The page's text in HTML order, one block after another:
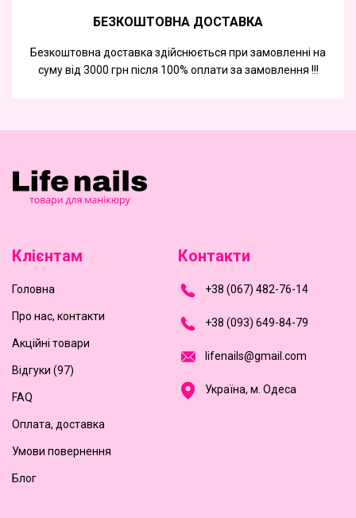
БЕЗКОШТОВНА ДОСТАВКА
Безкоштовна доставка здійснюється при замовленні на
суму від 3000 грн після 100% оплати за замовлення !!!
Клієнтам
Головна
Про нас, контакти
Акційні товари
Відгуки (97)
FAQ
Оплата, доставка
Умови повернення
Блог
Контакти
+38 (067) 482-76-14
+38 (093) 649-84-79
ifenai s@gmai com
Україна, м. Одеса